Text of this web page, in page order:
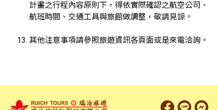
計畫之行程內容原則下，得依實際確認之航空公司、
航班時間、交通工具與旅館做調整，敬請見諒。
其他注意事項請參照旅遊資訊各頁面或是來電洽詢。